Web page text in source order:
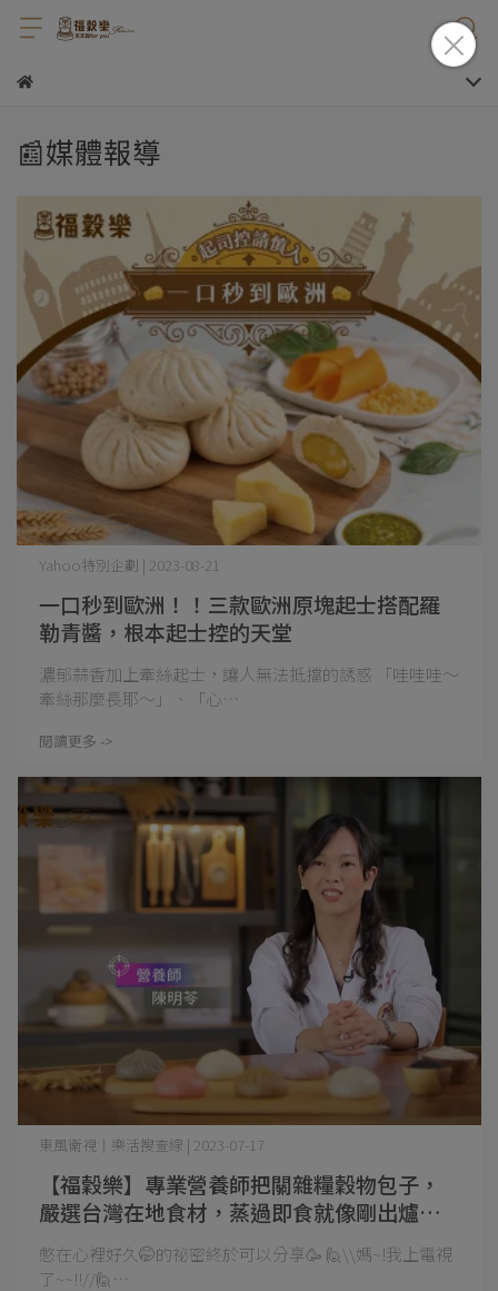
📰媒體報導
一口秒到歐洲！！三款歐洲原塊起士搭配羅
勒青醬，根本起士控的天堂
Yahoo特別企劃 | 2023-08-21
濃郁蒜香加上牽絲起士，讓人無法抵擋的誘惑 「哇哇哇～
牽絲那麼長耶～」、「心⋯
閱讀更多 ->
【福穀樂】專業營養師把關雜糧穀物包子，
嚴選台灣在地食材，蒸過即食就像剛出爐！
還在等什麼？！快來嚐鮮吧！
東風衛視｜樂活搜查線 | 2023-07-17
憋在心裡好久🤭的祕密終於可以分享🥳 🙋\\媽~!我上電視
了~~!!//🙋⋯